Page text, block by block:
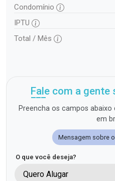
Condomínio
IPTU
Total / Mês
Fale com a gente
Preencha os campos
em
Mensagem sobre
O que você deseja?
Quero Alugar